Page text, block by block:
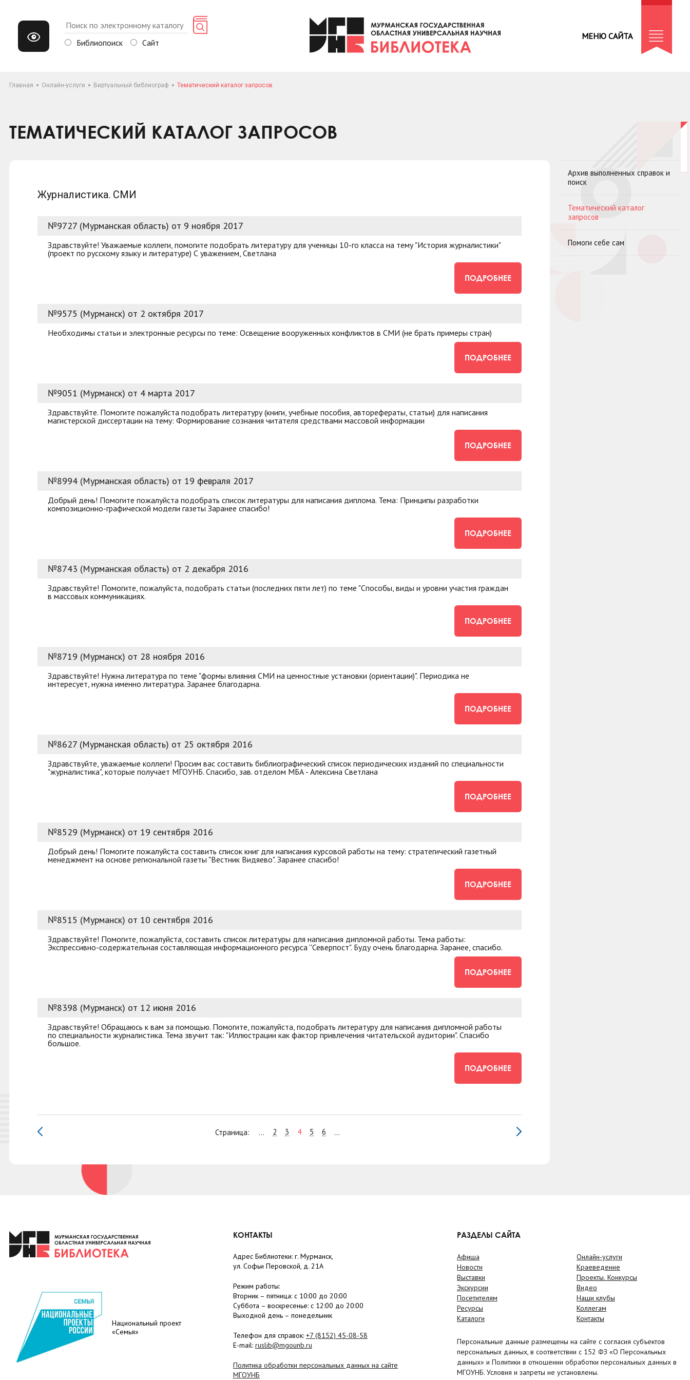
Библиопоиск Сайт
МЕНЮ САЙТА
Главная Онлайн-услуги Виртуальный библиограф Тематический каталог запросов
ТЕМАТИЧЕСКИЙ КАТАЛОГ ЗАПРОСОВ
Журналистика. СМИ
№9727 (Мурманская область) от 9 ноября 2017
Здравствуйте! Уважаемые коллеги, помогите подобрать литературу для ученицы 10-го класса на тему "История журналистики"
(проект по русскому языку и литературе) С уважением, Светлана
ПОДРОБНЕЕ
№9575 (Мурманск) от 2 октября 2017
Необходимы статьи и электронные ресурсы по теме: Освещение вооруженных конфликтов в СМИ (не брать примеры стран)
ПОДРОБНЕЕ
№9051 (Мурманск) от 4 марта 2017
Здравствуйте. Помогите пожалуйста подобрать литературу (книги, учебные пособия, авторефераты, статьи) для написания
магистерской диссертации на тему: Формирование сознания читателя средствами массовой информации
ПОДРОБНЕЕ
№8994 (Мурманская область) от 19 февраля 2017
Добрый день! Помогите пожалуйста подобрать список литературы для написания диплома. Тема: Принципы разработки
композиционно-графической модели газеты Заранее спасибо!
ПОДРОБНЕЕ
№8743 (Мурманская область) от 2 декабря 2016
Здравствуйте! Помогите, пожалуйста, подобрать статьи (последних пяти лет) по теме "Способы, виды и уровни участия граждан
в массовых коммуникациях.
ПОДРОБНЕЕ
№8719 (Мурманск) от 28 ноября 2016
Здравствуйте! Нужна литература по теме "формы влияния СМИ на ценностные установки (ориентации)". Периодика не
интересует, нужна именно литература. Заранее благодарна.
ПОДРОБНЕЕ
№8627 (Мурманская область) от 25 октября 2016
Здравствуйте, уважаемые коллеги! Просим вас составить библиографический список периодических изданий по специальности
"журналистика", которые получает МГОУНБ. Спасибо, зав. отделом МБА - Алексина Светлана
ПОДРОБНЕЕ
№8529 (Мурманск) от 19 сентября 2016
Добрый день! Помогите пожалуйста составить список книг для написания курсовой работы на тему: стратегический газетный
менеджмент на основе региональной газеты "Вестник Видяево". Заранее спасибо!
ПОДРОБНЕЕ
№8515 (Мурманск) от 10 сентября 2016
Здравствуйте! Помогите, пожалуйста, составить список литературы для написания дипломной работы. Тема работы:
Экспрессивно-содержательная составляющая информационного ресурса ''Северпост". Буду очень благодарна. Заранее, спасибо.
ПОДРОБНЕЕ
№8398 (Мурманск) от 12 июня 2016
Здравствуйте! Обращаюсь к вам за помощью. Помогите, пожалуйста, подобрать литературу для написания дипломной работы
по специальности журналистика. Тема звучит так: "Иллюстрации как фактор привлечения читательской аудитории". Спасибо
большое.
ПОДРОБНЕЕ
Страница: ... 2 3 4 5 6 ...
Архив выполненных справок и
поиск
Тематический каталог
запросов
Помоги себе сам
Национальный проект
«Семья»
КОНТАКТЫ
Адрес Библиотеки: г. Мурманск,
ул. Софьи Перовской, д. 21А
Режим работы:
Вторник – пятница: с 10:00 до 20:00
Суббота – воскресенье: c 12:00 до 20:00
Выходной день – понедельник
Телефон для справок: +7 (8152) 45-08-58
E-mail: ruslib@mgounb.ru
Политика обработки персональных данных на сайте
МГОУНБ
РАЗДЕЛЫ САЙТА
Афиша
Новости
Выставки
Экскурсии
Посетителям
Ресурсы
Каталоги
Онлайн-услуги
Краеведение
Проекты. Конкурсы
Видео
Наши клубы
Коллегам
Контакты
Персональные данные размещены на сайте с согласия субъектов
персональных данных, в соответствии с 152 ФЗ «О Персональных
данных» и Политики в отношении обработки персональных данных в
МГОУНБ. Условия и запреты не установлены.